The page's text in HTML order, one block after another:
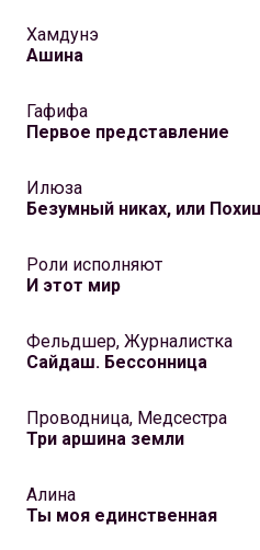
Хамдунэ
Ашина
Гафифа
Первое представление
Илюза
Безумный никах, или
Роли исполняют
И этот мир
Фельдшер, Журналистка
Сайдаш. Бессонница
Проводница, Медсестра
Три аршина земли
Алина
Ты моя единственная